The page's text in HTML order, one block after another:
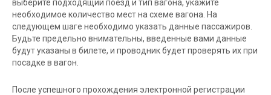
выберите подходящий поезд и тип вагона, укажите
необходимое количество мест на схеме вагона. На
следующем шаге необходимо указать данные пассажиров.
Будьте предельно внимательны, введенные вами данные
будут указаны в билете, и проводник будет проверять их при
посадке в вагон.
После успешного прохождения электронной регистрации